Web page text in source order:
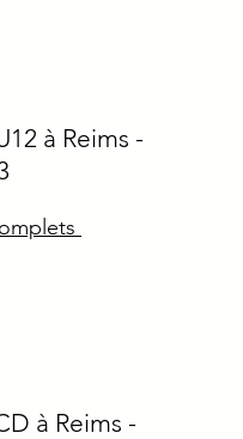
12 à Reims -
à Reims -